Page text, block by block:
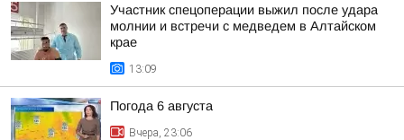
Участник спецоперации выжил после удара
молнии и встречи с медведем в Алтайском
крае
13:09
Погода 6 августа
Вчера, 23:06